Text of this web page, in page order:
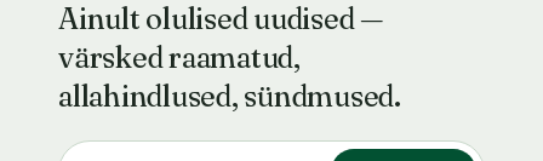
Ainult olulised uudised —
värsked raamatud,
allahindlused, sündmused.